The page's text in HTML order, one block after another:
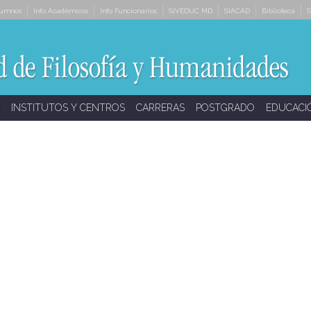
Info Académicos Info Funcionarios SIVEDUC MD SIACAD Biblioteca
INSTITUTOS Y CENTROS CARRERAS POSTGRADO